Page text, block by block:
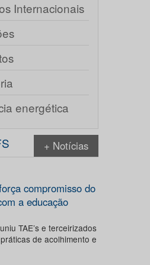
Internacionais
energética
+ Notícias
compromisso do
a educação
TAE’s e terceirizados
de acolhimento e